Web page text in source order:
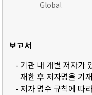
Global.
보고서
- 기관 내 개별 저자가
재한 후 저자명을 기
- 저자 명수 규칙에 따